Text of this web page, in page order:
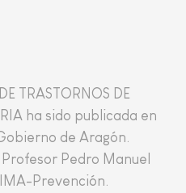
TRASTORNOS DE
ha sido publicada en
de Aragón.
Pedro Manuel
Prevención.